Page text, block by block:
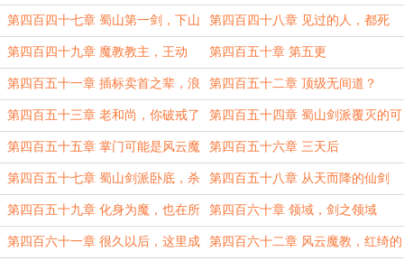
夫
第四百四十七章 蜀山第一剑，下山 第四百四十八章 见过的人，都死
了！
第四百四十九章 魔教教主，王动 第四百五十章 第五更
第四百五十一章 插标卖首之辈，浪
得虚名
第四百五十二章 顶级无间道？
第四百五十三章 老和尚，你破戒了 第四百五十四章 蜀山剑派覆灭的可
能性
第四百五十五章 掌门可能是风云魔
教的卧底
第四百五十六章 三天后
第四百五十七章 蜀山剑派卧底，杀
之
第四百五十八章 从天而降的仙剑
第四百五十九章 化身为魔，也在所
不惜
第四百六十章 领域，剑之领域
第四百六十一章 很久以后，这里成 第四百六十二章 风云魔教，红绮的